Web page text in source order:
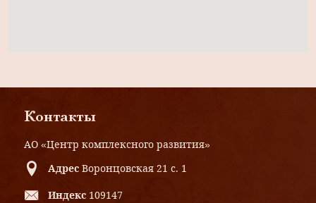
Контакты
АО «Центр комплексного развития»
Адрес Воронцовская 21 с. 1
Индекс 109147